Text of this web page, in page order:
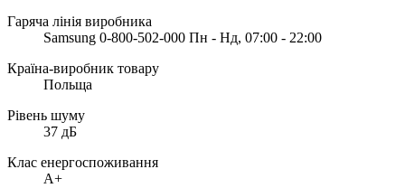
Гаряча лінія виробника
Samsung 0-800-502-000 Пн - Нд, 07:00 - 22:00
Країна-виробник товару
Польща
Рівень шуму
37 дБ
Клас енергоспоживання
A+